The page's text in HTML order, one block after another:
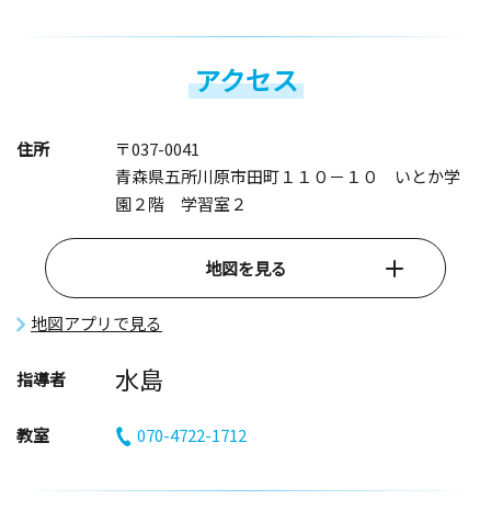
アクセス
住所
〒037-0041
青森県五所川原市田町１１０－１０ いとか学
園２階 学習室２
地図を見る
地図アプリで見る
指導者 水島
教室 070-4722-1712